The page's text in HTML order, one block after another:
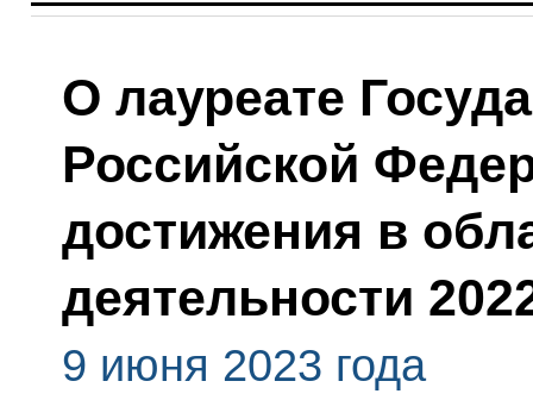
О лауреате
Российской
достижения в
деятельности
9 июня 2023 года